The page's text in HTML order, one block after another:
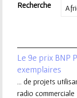
r
r
Recherche
Le 9e prix BNP
exemplaires
... de projets
radio commerciale